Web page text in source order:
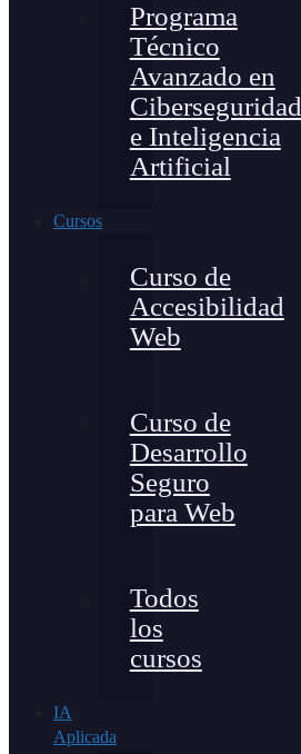
Programa
Técnico
Avanzado en
Ciberseguridad
e Inteligencia
Artificial
Cursos
Curso de
Accesibilidad
Web
Curso de
Desarrollo
Seguro
para Web
Todos
los
cursos
IA
Aplicada